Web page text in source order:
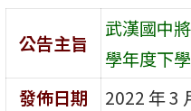
公告主旨
武漢國中
學年度下
發佈日期
2022 年 3